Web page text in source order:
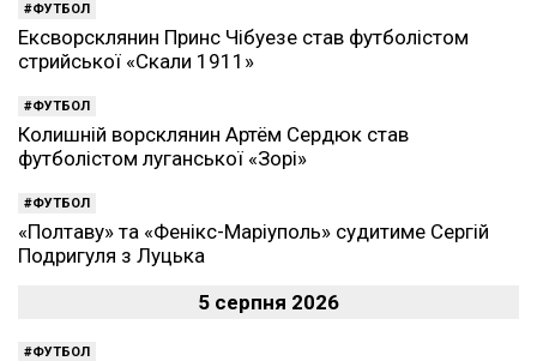
ФУТБОЛ
Ексворсклянин Принс Чібуезе став футболістом
стрийської «Скали 1911»
ФУТБОЛ
Колишній ворсклянин Артём Сердюк став
футболістом луганської «Зорі»
ФУТБОЛ
«Полтаву» та «Фенікс-Маріуполь» судитиме Сергій
Подригуля з Луцька
5 серпня 2026
ФУТБОЛ